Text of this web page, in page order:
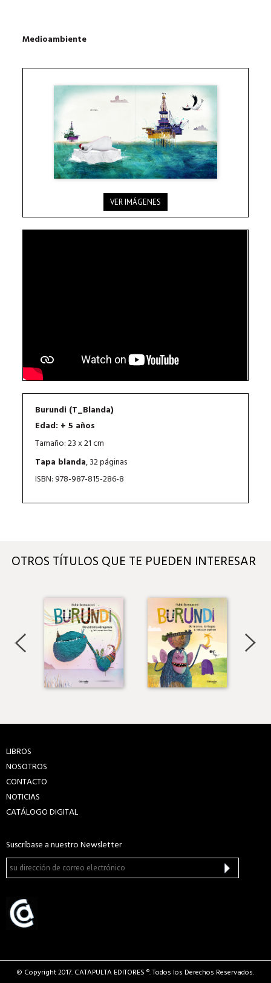
Medioambiente
VER IMÁGENES
Burundi (T_Blanda)
Edad: + 5 años
Tamaño: 23 x 21 cm
Tapa blanda, 32 páginas
ISBN: 978-987-815-286-8
OTROS TÍTULOS QUE TE PUEDEN INTERESAR
LIBROS
NOSOTROS
CONTACTO
NOTICIAS
CATÁLOGO DIGITAL
Suscríbase a nuestro Newsletter
© Copyright 2017. CATAPULTA EDITORES ®. Todos los Derechos Reservados.